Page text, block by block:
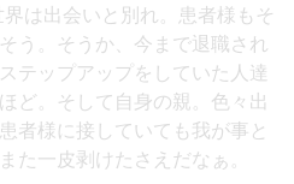
は出会いと別れ。患者様もそ
う。そうか、今まで退職され
テップアップをしていた人達
ど。そして自身の親。色々出
者様に接していても我が事と
た一皮剥けたさえだなぁ。